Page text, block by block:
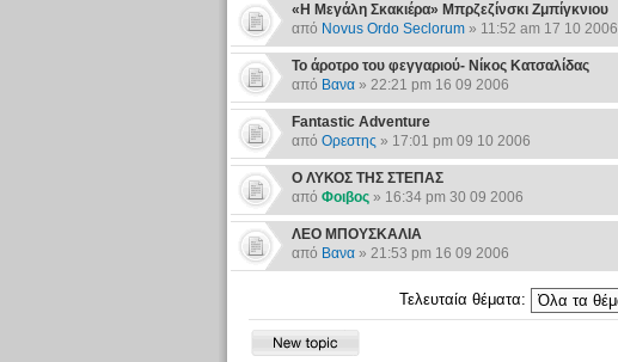
«Η Μεγάλη Σκακιέρα» Μπρζεζίνσκι Ζμπίγκνιου
από Novus Ordo Seclorum» 11:52 am 17 10 2006
Το άροτρο του φεγγαριού- Νίκος Κατσαλίδας
από Βανα» 22:21 pm 16 09 2006
Fantastic Adventure
από Ορεστης » 17:01 pm 09 10 2006
Ο ΛΥΚΟΣ ΤΗΣ ΣΤΕΠΑΣ
από Φοιβος» 16:34 pm 30 09 2006
ΛΕΟ ΜΠΟΥΣΚΑΛΙΑ
από Βανα» 21:53 pm 16 09 2006
Τελευταία θέματα: